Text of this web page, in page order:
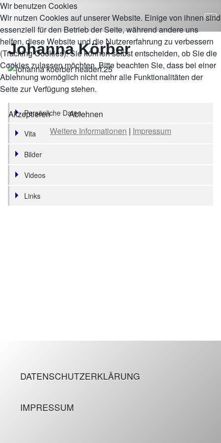
Johanna Körber
Persönliche Daten
Vita
Bilder
Videos
Links
DATENSCHUTZERKLÄRUNG
IMPRESSUM
Wir benutzen Cookies
Wir nutzen Cookies auf unserer Website. Einige von ihnen sind
essenziell für den Betrieb der Seite, während andere uns
helfen, diese Website und die Nutzererfahrung zu verbessern
(Tracking Cookies). Sie können selbst entscheiden, ob Sie die
Cookies zulassen möchten. Bitte beachten Sie, dass bei einer
Ablehnung womöglich nicht mehr alle Funktionalitäten der
Seite zur Verfügung stehen.
Akzeptieren
Ablehnen
Weitere Informationen | Impressum